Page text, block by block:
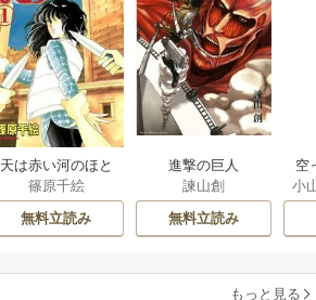
天は赤い河のほと
り
篠原千絵
無料立読み
進撃の巨人
諫山創
無料立読み
空
小
もっと見る